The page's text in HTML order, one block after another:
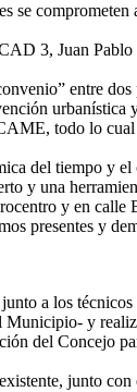
comprometen
3, Juan
entre dos
urbanística
todo lo
del tiempo y
y una
y en calle
presentes y
a los
y
del Concejo
junto